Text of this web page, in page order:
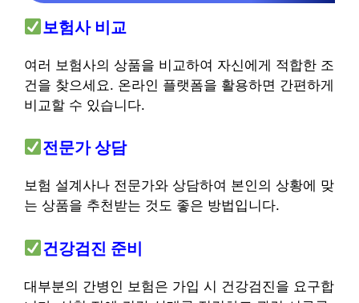
보험사 비교
여러 보험사의 상품을 비교하여 자신에게 적합한 조
건을 찾으세요. 온라인 플랫폼을 활용하면 간편하게
비교할 수 있습니다.
전문가 상담
보험 설계사나 전문가와 상담하여 본인의 상황에 맞
는 상품을 추천받는 것도 좋은 방법입니다.
건강검진 준비
대부분의 간병인 보험은 가입 시 건강검진을 요구합